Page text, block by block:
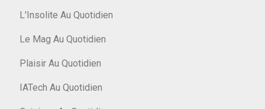
L'Insolite Au Quotidien
Le Mag Au Quotidien
Plaisir Au Quotidien
IATech Au Quotidien